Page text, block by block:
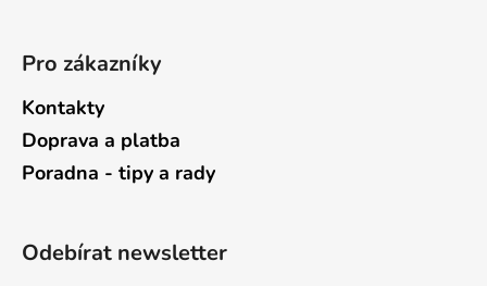
Pro zákazníky
Kontakty
Doprava a platba
Poradna - tipy a rady
Odebírat newsletter